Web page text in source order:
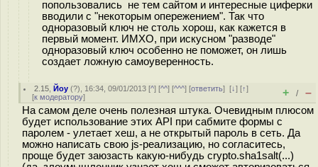
попользовались не тем сайтом и интересные циферки
вводили с "некоторым опережением". Так что
одноразовый ключ не столь хорош, как кажется в
первый момент. ИМХО, при искусном "разводе"
одноразовый ключ особенно не поможет, он лишь
создает ложную самоуверенность.
2.15 ,Йоу (?), 16:34, 09/01/2013 [^] [^^] [^^^] [ответить][↓] [↑]
[к модератору] + / –
На самом деле очень полезная штука. Очевидным плюсом
будет использование этих API при сабмите формы с
паролем - улетает хеш, а не открытый пароль в сеть. Да
можно написать свою js-реализацию, но согласитесь,
проще будет заюзасть какую-нибудь crypto.sha1salt(...)